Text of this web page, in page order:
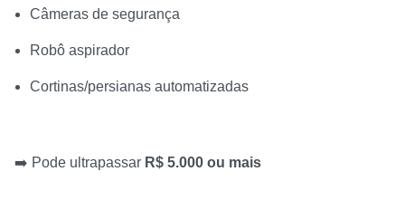
Câmeras de segurança
Robô aspirador
Cortinas/persianas automatizadas
➡️ Pode ultrapassar R$ 5.000 ou mais